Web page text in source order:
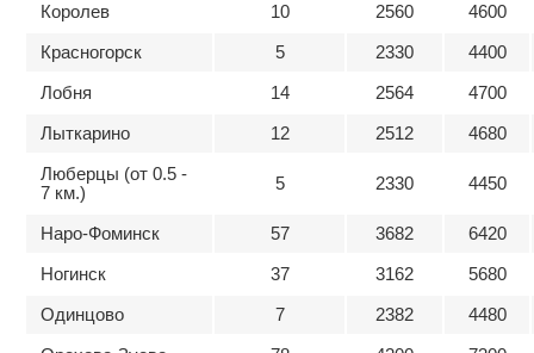
Королев
10 2560
4600
Красногорск
5 2330
4400
Лобня
14 2564
4700
Лыткарино
12 2512
4680
Люберцы (от 0.5 -
7 км.)
5 2330 4450
Наро-Фоминск 57 3682
6420
Ногинск
37 3162
5680
Одинцово
7 2382
4480